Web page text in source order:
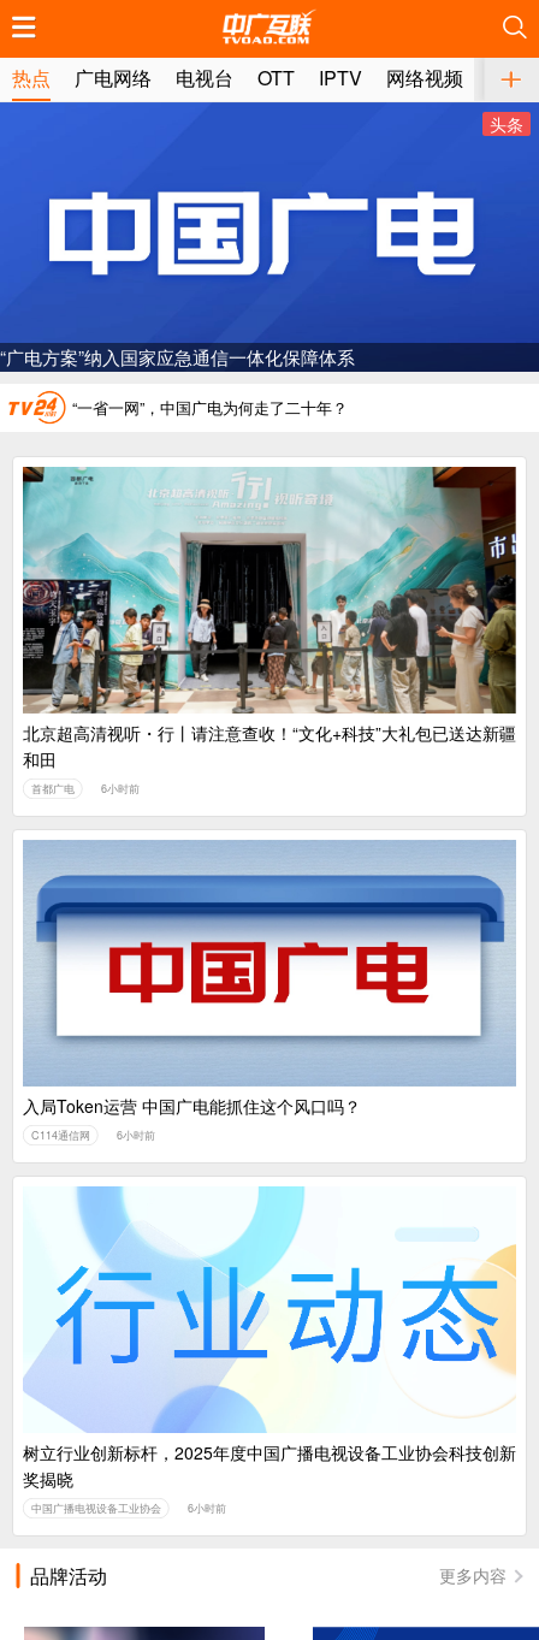
热点 广电网络 电视台 OTT IPTV 网络视频 媒体
头条
“广电方案”纳入国家应急通信一体化保障体系
中国广电：编制一体化电视技术标准白皮书
AI赋能微短剧产业“沪8条”发布
“纵深推进”系统性变革，广电媒体如何发力？
“一省一网”，中国广电为何走了二十年？
广电总局对互联网电视自动续费专项治理
中国广电：编制一体化电视技术标准白皮书
推荐
北京超高清视听・行丨请注意查收！“文化+科技”大礼包已送达新疆
和田
首都广电 6小时前
推荐
入局Token运营 中国广电能抓住这个风口吗？
C114通信网 6小时前
推荐
树立行业创新标杆，2025年度中国广播电视设备工业协会科技创新
奖揭晓
中国广播电视设备工业协会 6小时前
品牌活动 更多内容
推荐
推荐
推荐
推荐
推荐
推荐
推荐
推荐
推荐
推荐
推荐
推荐
推荐
推荐
推荐
推荐
推荐